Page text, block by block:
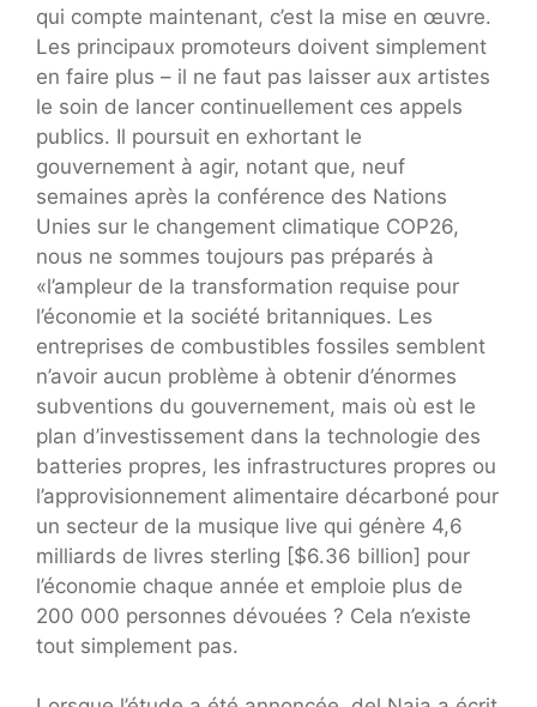
qui compte maintenant, c’est la mise en œuvre.
Les principaux promoteurs doivent simplement
en faire plus – il ne faut pas laisser aux artistes
le soin de lancer continuellement ces appels
publics. Il poursuit en exhortant le
gouvernement à agir, notant que, neuf
semaines après la conférence des Nations
Unies sur le changement climatique COP26,
nous ne sommes toujours pas préparés à
«l’ampleur de la transformation requise pour
l’économie et la société britanniques. Les
entreprises de combustibles fossiles semblent
n’avoir aucun problème à obtenir d’énormes
subventions du gouvernement, mais où est le
plan d’investissement dans la technologie des
batteries propres, les infrastructures propres ou
l’approvisionnement alimentaire décarboné pour
un secteur de la musique live qui génère 4,6
milliards de livres sterling [$6.36 billion] pour
l’économie chaque année et emploie plus de
200 000 personnes dévouées ? Cela n’existe
tout simplement pas.